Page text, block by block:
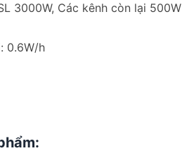
3000W, Các kênh còn lại 500W
0.6W/h